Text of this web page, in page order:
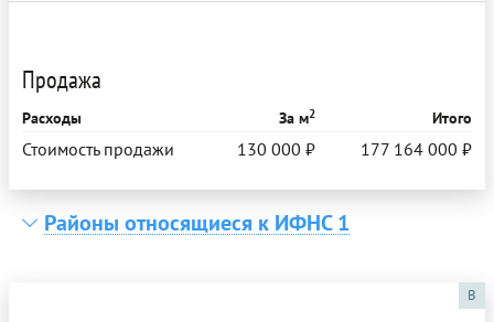
Продажа
Расходы За м2 Итого
Стоимость продажи 130 000 ₽ 177 164 000 ₽
Районы относящиеся к ИФНС 1
B